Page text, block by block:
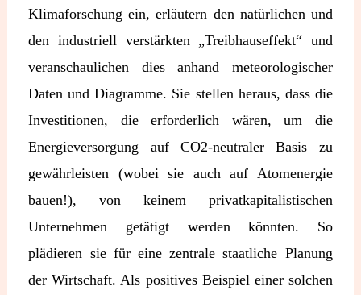
Klimaforschung ein, erläutern den natürlichen und
den industriell verstärkten „Treibhauseffekt“ und
veranschaulichen dies anhand meteorologischer
Daten und Diagramme. Sie stellen heraus, dass die
Investitionen, die erforderlich wären, um die
Energieversorgung auf CO2-neutraler Basis zu
gewährleisten (wobei sie auch auf Atomenergie
bauen!), von keinem privatkapitalistischen
Unternehmen getätigt werden könnten. So
plädieren sie für eine zentrale staatliche Planung
der Wirtschaft. Als positives Beispiel einer solchen